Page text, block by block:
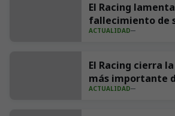
El Racing
fallecimiento de
Andrés Parada
ACTUALIDAD
El Racing cierra
más importante
redes con 539
ACTUALIDAD